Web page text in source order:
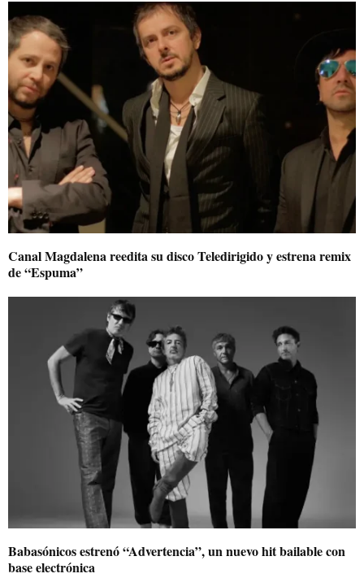
Canal Magdalena reedita su disco Teledirigido y estrena remix
de “Espuma”
Babasónicos estrenó “Advertencia”, un nuevo hit bailable con
base electrónica